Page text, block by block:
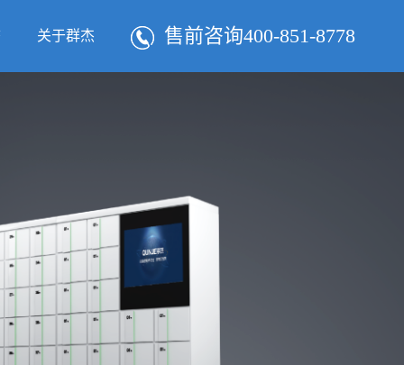
售前咨询400-851-8778
关于群杰